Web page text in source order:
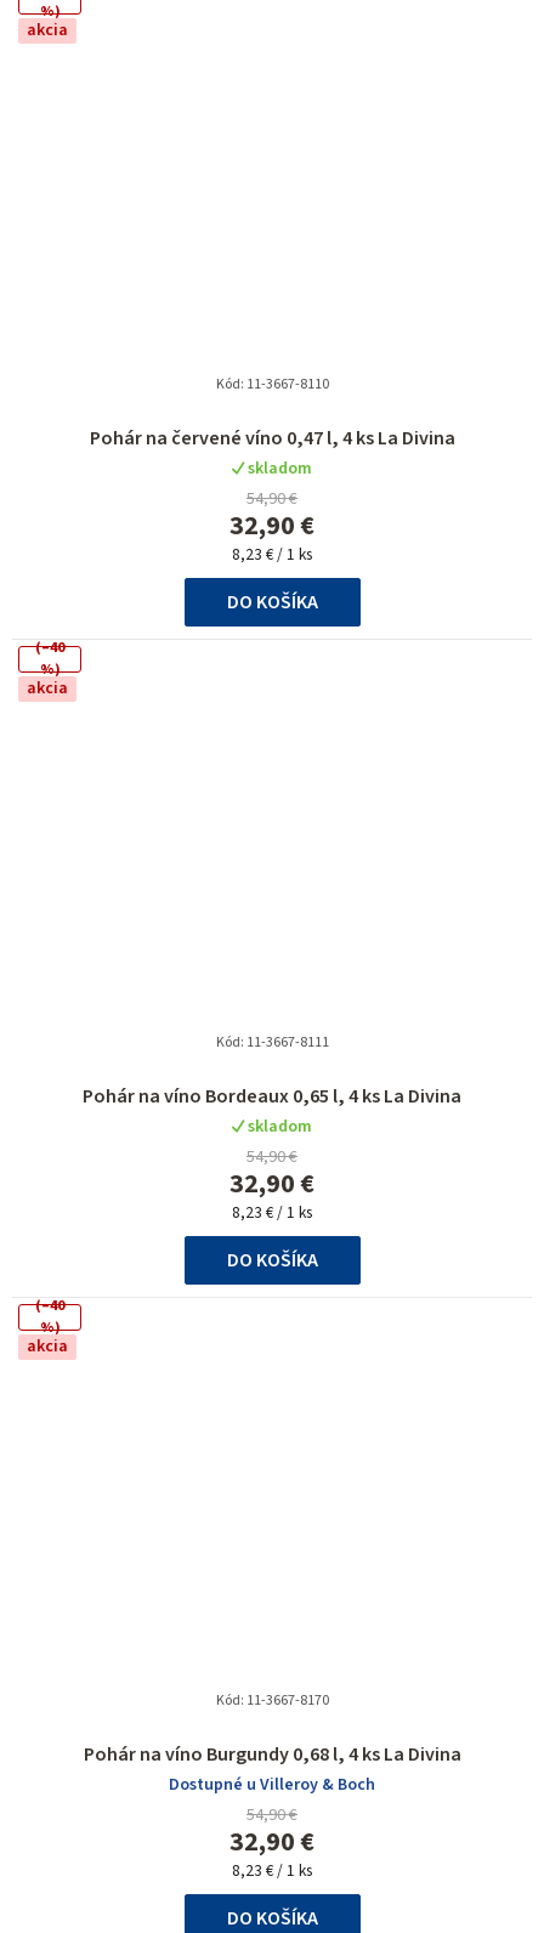
akcia
Pohár na červené víno 0,47 l, 4 ks La Divina
skladom
32,90 €
54,90 €
%)
Jednotková
cena:
8,23 € / 1 ks
DO KOŠÍKA
Kód: 11-3667-8110
akcia
Pohár na víno Bordeaux 0,65 l, 4 ks La Divina
skladom
32,90 €
54,90 €
(–40
%)
Jednotková
cena:
8,23 € / 1 ks
DO KOŠÍKA
Kód: 11-3667-8111
akcia
Pohár na víno Burgundy 0,68 l, 4 ks La Divina
Dostupné u Villeroy & Boch
32,90 €
54,90 €
(–40
%)
Jednotková
cena:
8,23 € / 1 ks
DO KOŠÍKA
Kód: 11-3667-8170